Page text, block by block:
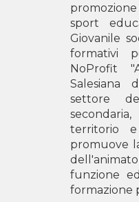
sport
Giovanile
formativi
NoProfit
Salesiana
settore
territorio
promuove
funzione
formazione